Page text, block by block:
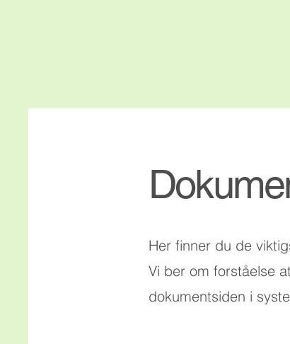
Her finner du de
Vi ber om forståelse
dokumentsiden i